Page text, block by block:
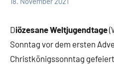
Diözesane Weltjugendtage
Sonntag vor dem ersten
Christkönigssonntag